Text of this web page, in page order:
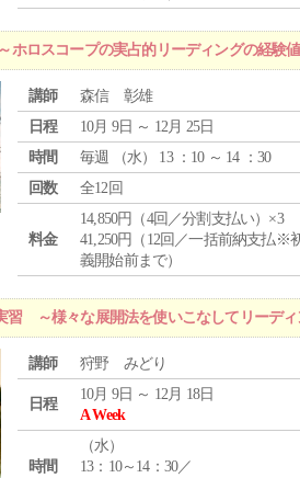
ロスコープの実占的リーディングの経験
講師
森信 彰雄
日程
10月 9日 ～ 12月 25日
時間
毎週 （水） 13 ：10 ～ 14 ：30
回数
全12回
料金
14,850円（4回／分割支払い）×3
41,250円（12回／一括前納支払※
義開始前まで）
～様々な展開法を使いこなしてリーディ
講師 狩野 みどり
日程
10月 9日 ～ 12月 18日
A Week
時間
（水）
13：10～14：30／